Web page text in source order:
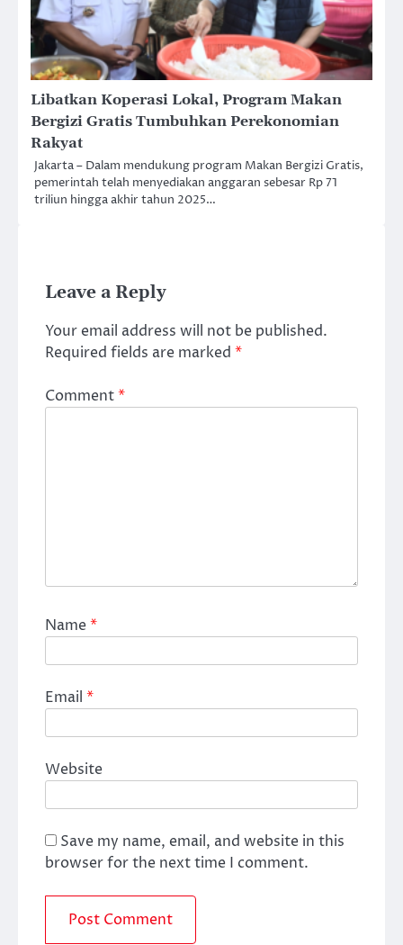
Libatkan Koperasi Lokal, Program Makan
Bergizi Gratis Tumbuhkan Perekonomian
Rakyat
Jakarta – Dalam mendukung program Makan Bergizi Gratis,
pemerintah telah menyediakan anggaran sebesar Rp 71
triliun hingga akhir tahun 2025…
Leave a Reply
Your email address will not be published.
Required fields are marked *
Comment*
Name*
Email *
Website
Save my name, email, and website in this
browser for the next time I comment.